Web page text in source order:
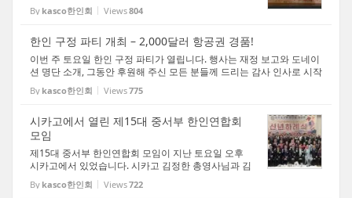
모든 분들께 진심으로 감사드립니다. 또한 켄터키와
디트로이트에서 오신 회장님들, 데이튼에서 와주신 사
By kasco한인회 Views804
한인 구정 파티 개최 – 2,000달러 항공권 경품!
이번 주 토요일 한인 구정 파티가 열립니다. 행사는 재정 보고와 도네이
션 명단 소개, 그동안 후원해 주신 모든 분들께 드리는 감사 인사로 시작
되며, 경품 추첨을 통해 1등 한 분께는 2,000달러 항공권이 제공됩니다.
다채로운 프로그램과 맛있는 디너가 준비...
By kasco한인회 Views775
시카고에서 열린 제15대 중서부 한인연합회
모임
제15대 중서부 한인연합회 모임이 지난 토요일 오후
시카고에서 있었습니다. 시카고 김정한 총영사님과 김
인수 영사님께서는 임기를 마치시고 한국으로 귀임하
셨습니다. 또한 4월경 비자 순회 가있을 예정이라고
By kasco한인회 Views722